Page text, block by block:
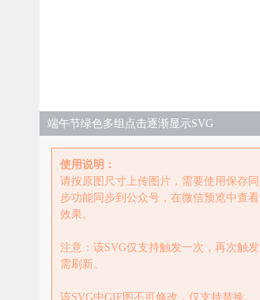
端午节绿色多组点击逐渐显示SVG
使用说明：
请按原图尺寸上传图片，需要使用保存同
步功能同步到公众号，在微信预览中查看
效果。
注意：该SVG仅支持触发一次，再次触发
需刷新。
该SVG中GIF图不可修改，仅支持替换。